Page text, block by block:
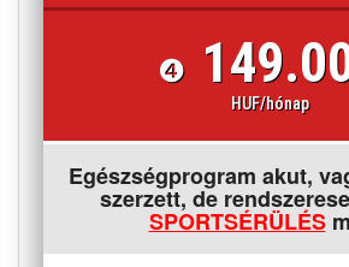
❹
HUF/hónap
Egészségprogram akut,
szerzett, de
SPORTSÉRÜLÉS